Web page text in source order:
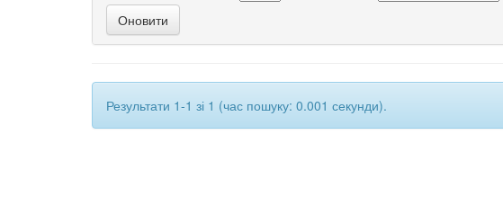
Результати 1-1 зі 1 (час пошуку: 0.001 секунди).